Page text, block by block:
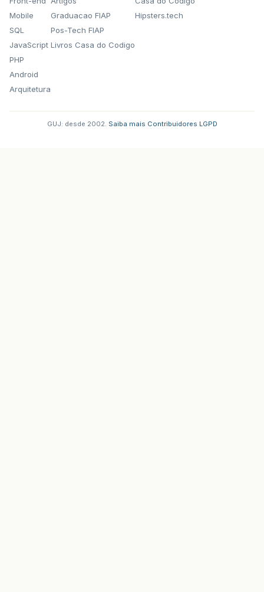
Mobile
SQL
JavaScript
PHP
Android
Arquitetura
Graduacao FIAP
Pos-Tech FIAP
Livros Casa do Codigo
Hipsters.tech
GUJ: desde 2002. Saiba mais Contribuidores LGPD